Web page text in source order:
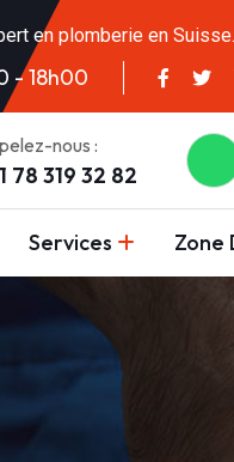
en plomberie en Suisse.
- 18h00
nous :
78 319 32 82
Services Zone